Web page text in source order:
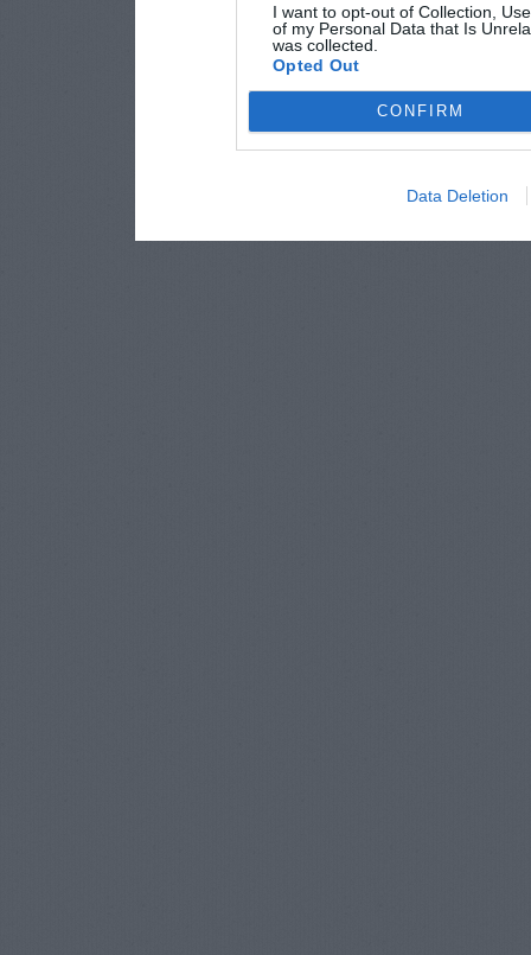
I want to opt-out of Collection,
of my Personal Data that Is
was collected.
Opted Out
CONFIRM
Data Deletion